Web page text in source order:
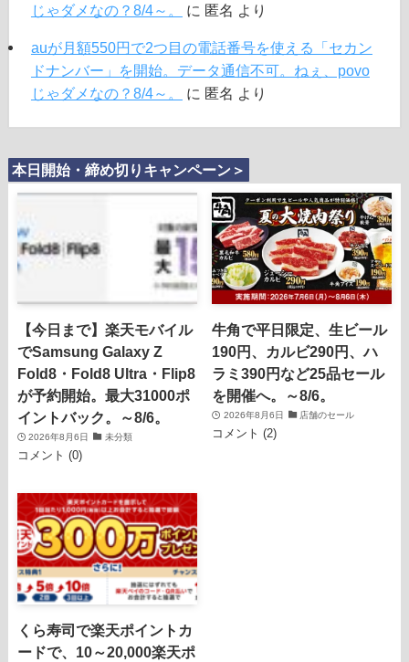
じゃダメなの？8/4～。
に 匿名 より
auが月額550円で2つ目の電話番号を使える「セカン
ドナンバー」を開始。データ通信不可。ねぇ、povo
じゃダメなの？8/4～。
に 匿名 より
本日開始・締め切りキャンペーン＞
【今日まで】楽天モバイル
でSamsung Galaxy Z
Fold8・Fold8 Ultra・Flip8
が予約開始。最大31000ポ
イントバック。～8/6。
2026年8月6日 未分類
コメント (0)
牛角で平日限定、生ビール
190円、カルビ290円、ハ
ラミ390円など25品セール
を開催へ。～8/6。
2026年8月6日 店舗のセール
コメント (2)
くら寿司で楽天ポイントカ
ードで、10～20,000楽天ポ